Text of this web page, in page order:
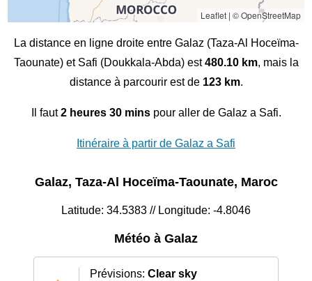
Leaflet| © OpenStreetMap
La distance en ligne droite entre Galaz (Taza-Al Hoceïma-
Taounate) et Safi (Doukkala-Abda) est480.10 km, mais la
distance à parcourir est de 123 km.
Il faut2 heures 30 minspour aller de Galaz a Safi.
Itinéraire à partir de Galaz a Safi
Galaz, Taza-Al Hoceïma-Taounate, Maroc
Latitude: 34.5383 // Longitude: -4.8046
Météo à Galaz
Prévisions: Clear sky